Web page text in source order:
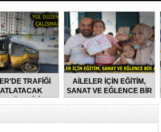
TRAFİĞİ
ÜRETİLİYOR
AİLELER İÇİN EĞİTİM,
SANAT VE EĞLENCE BİR
ARADA